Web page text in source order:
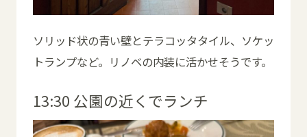
ソリッド状の青い壁とテラコッタタイル、ソケッ
トランプなど。リノベの内装に活かせそうです。
13:30 公園の近くでランチ